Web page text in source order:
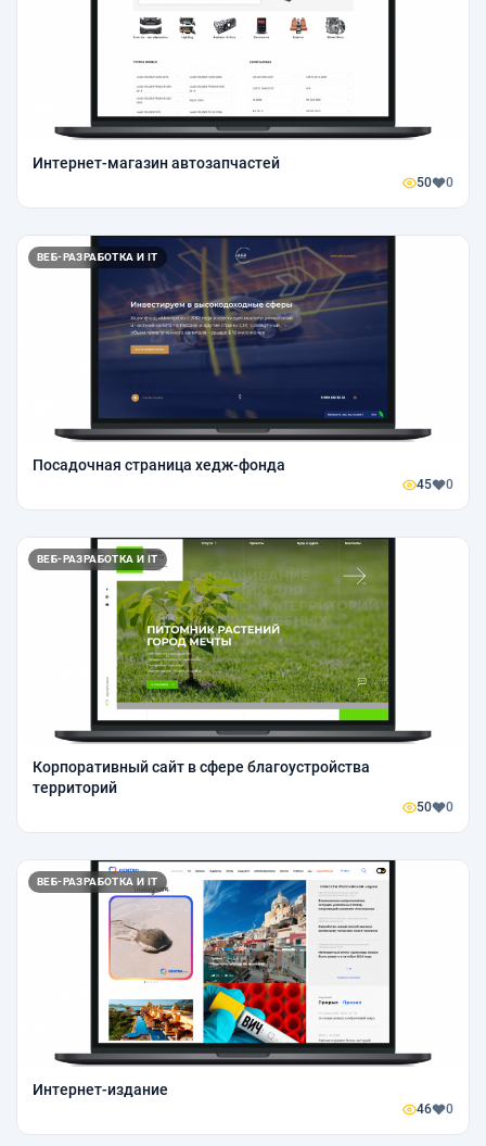
Интернет-магазин автозапчастей
50 0
ВЕБ-РАЗРАБОТКА И IT
Посадочная страница хедж-фонда
45 0
ВЕБ-РАЗРАБОТКА И IT
Корпоративный сайт в сфере благоустройства
территорий
50 0
ВЕБ-РАЗРАБОТКА И IT
Интернет-издание
46 0